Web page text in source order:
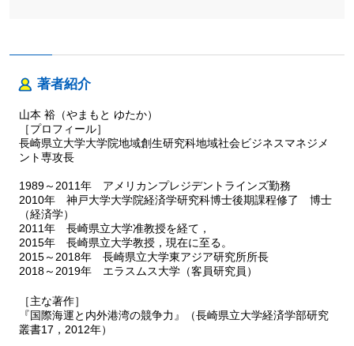
著者紹介
山本 裕（やまもと ゆたか）
［プロフィール］
長崎県立大学大学院地域創生研究科地域社会ビジネスマネジメ
ント専攻長
1989～2011年 アメリカンプレジデントラインズ勤務
2010年 神戸大学大学院経済学研究科博士後期課程修了 博士
（経済学）
2011年 長崎県立大学准教授を経て，
2015年 長崎県立大学教授，現在に至る。
2015～2018年 長崎県立大学東アジア研究所所長
2018～2019年 エラスムス大学（客員研究員）
［主な著作］
『国際海運と内外港湾の競争力』（長崎県立大学経済学部研究
叢書17，2012年）